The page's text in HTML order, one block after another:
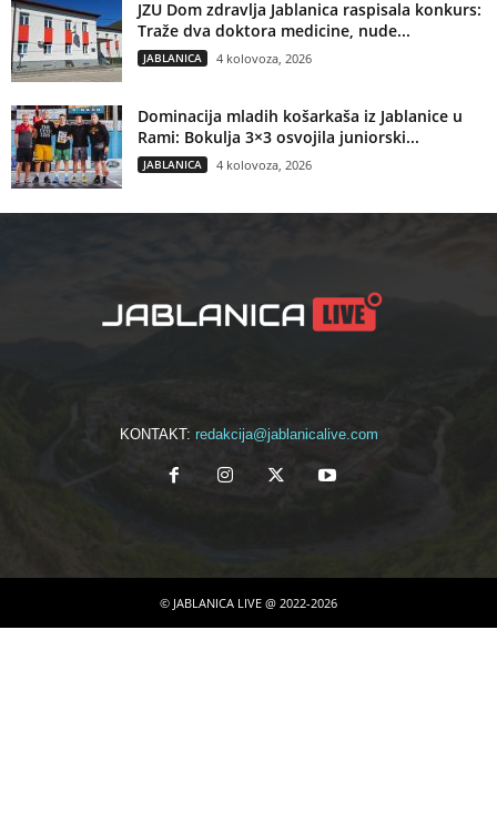
JZU Dom zdravlja Jablanica raspisala konkurs:
Traže dva doktora medicine, nude...
JABLANICA 4 kolovoza, 2026
Dominacija mladih košarkaša iz Jablanice u
Rami: Bokulja 3×3 osvojila juniorski...
JABLANICA 4 kolovoza, 2026
KONTAKT: redakcija@jablanicalive.com
© JABLANICA LIVE @ 2022-2026